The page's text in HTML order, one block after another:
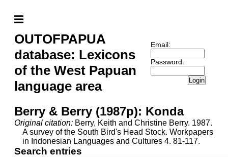
OUTOFPAPUA
database: Lexicons
of the West Papuan
language area
Email:
Password:
Login
Berry & Berry (1987p): Konda
Original citation: Berry, Keith and Christine Berry. 1987.
A survey of the South Bird's Head Stock. Workpapers
in Indonesian Languages and Cultures 4. 81-117.
Search entries